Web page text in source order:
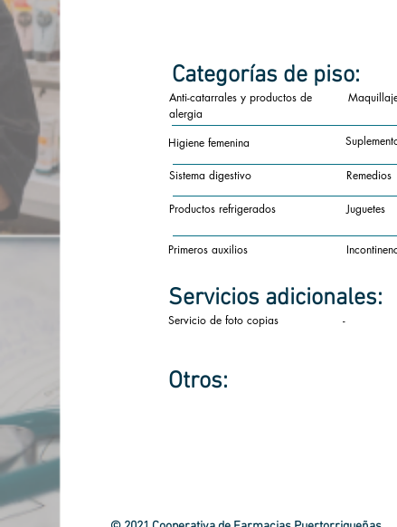
Categorías de piso:
Anti-catarrales y productos de
alergia
Higiene femenina
Sistema digestivo Remedios
Productos refrigerados Juguetes
Primeros auxilios
Servicios adicionales:
Servicio de foto copias -
Otros: